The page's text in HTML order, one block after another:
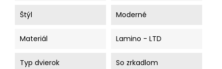
Štýl Moderné
Materiál Lamino - LTD
Typ dvierok So zrkadlom